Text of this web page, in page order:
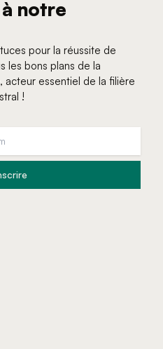
notre
pour la réussite de
les bons plans de la
acteur essentiel de la filière
!